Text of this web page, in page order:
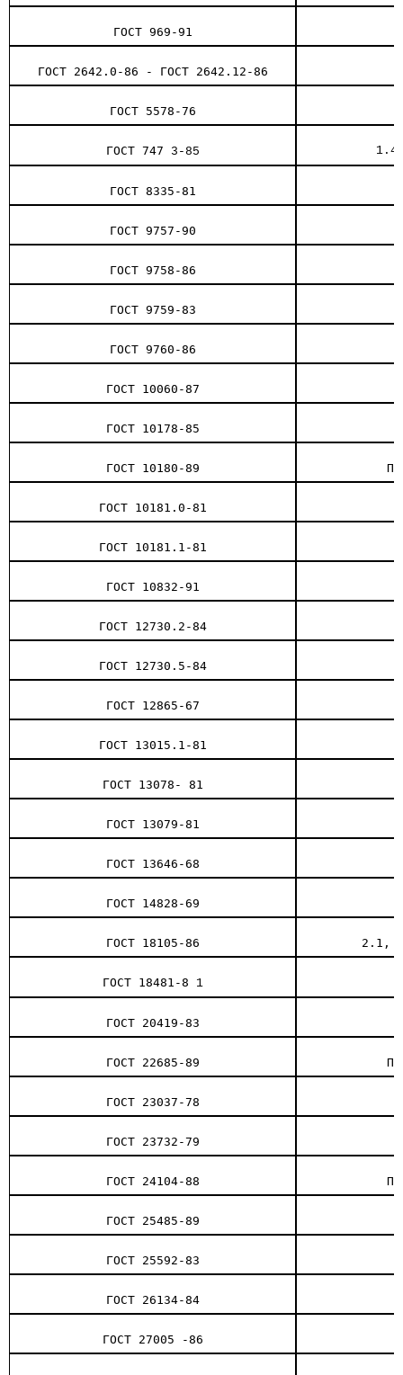
ГОСТ 969-91
ГОСТ 2642.0-86 - ГОСТ 2642.12-86
ГОСТ 5578-76
ГОСТ 747 3-85
ГОСТ 8335-81
ГОСТ 9757-90
ГОСТ 9758-86
ГОСТ 9759-83
ГОСТ 9760-86
ГОСТ 10060-87
ГОСТ 10178-85
ГОСТ 10180-89
ГОСТ 10181.0-81
ГОСТ 10181.1-81
ГОСТ 10832-91
ГОСТ 12730.2-84
ГОСТ 12730.5-84
ГОСТ 12865-67
ГОСТ 13015.1-81
ГОСТ 13078- 81
ГОСТ 13079-81
ГОСТ 13646-68
ГОСТ 14828-69
ГОСТ 18105-86 2.1,
ГОСТ 18481-8 1
ГОСТ 20419-83
ГОСТ 22685-89
ГОСТ 23037-78
ГОСТ 23732-79
ГОСТ 24104-88
ГОСТ 25485-89
ГОСТ 25592-83
ГОСТ 26134-84
ГОСТ 27005 -86